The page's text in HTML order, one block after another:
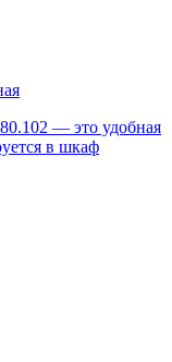
— это удобная
в шкаф